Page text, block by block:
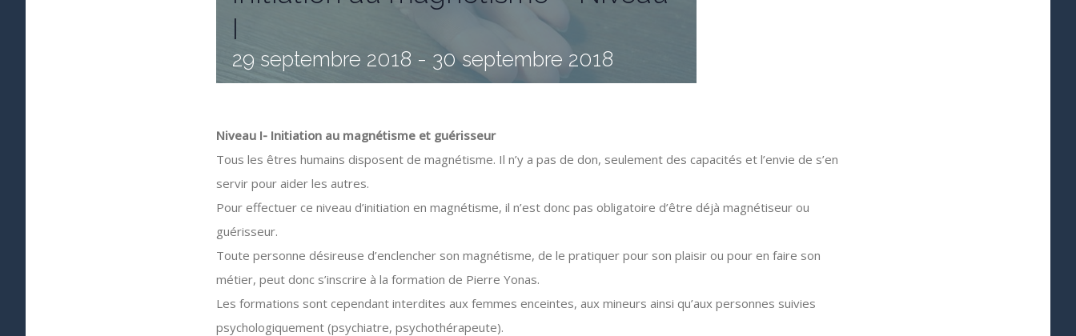
I
29 septembre 2018 - 30 septembre 2018
Niveau I- Initiation au magnétisme et guérisseur
Tous les êtres humains disposent de magnétisme. Il n’y a pas de don, seulement des capacités et l’envie de s’en
servir pour aider les autres.
Pour effectuer ce niveau d’initiation en magnétisme, il n’est donc pas obligatoire d’être déjà magnétiseur ou
guérisseur.
Toute personne désireuse d’enclencher son magnétisme, de le pratiquer pour son plaisir ou pour en faire son
métier, peut donc s’inscrire à la formation de Pierre Yonas.
Les formations sont cependant interdites aux femmes enceintes, aux mineurs ainsi qu’aux personnes suivies
psychologiquement (psychiatre, psychothérapeute).